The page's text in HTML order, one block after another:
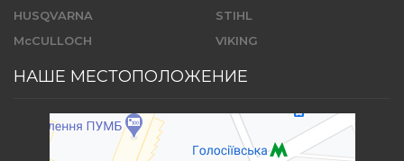
HUSQVARNA
McCULLOCH
STIHL
VIKING
НАШЕ МЕСТОПОЛОЖЕНИЕ